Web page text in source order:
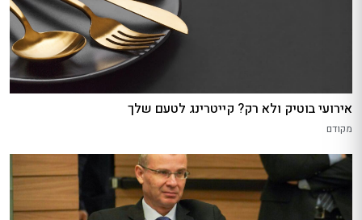
אירועי בוטיק ולא רק? קייטרינג לטעם שלך
מקודם